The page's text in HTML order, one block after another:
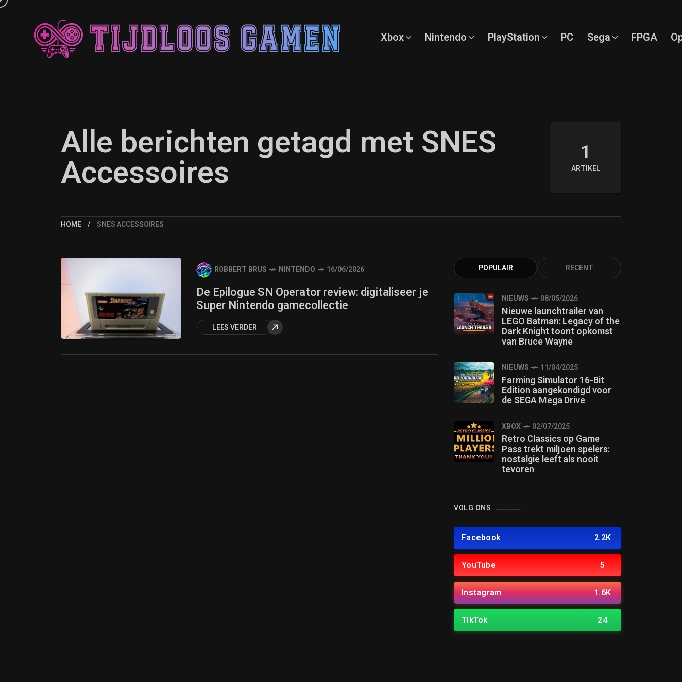
Xbox Nintendo PlayStation PC Sega FPGA
Alle berichten getagd met SNES
Accessoires 1
ARTIKEL
HOME SNES ACCESSOIRES
ROBBERT BRUS NINTENDO 16/06/2026
De Epilogue SN Operator review: digitaliseer je
Super Nintendo gamecollectie
LEES VERDER
POPULAIR RECENT
NIEUWS 08/05/2026
Nieuwe launchtrailer van
LEGO Batman: Legacy of the
Dark Knight toont opkomst
van Bruce Wayne
NIEUWS 11/04/2025
Farming Simulator 16-Bit
Edition aangekondigd voor
de SEGA Mega Drive
XBOX 02/07/2025
Retro Classics op Game
Pass trekt miljoen spelers:
nostalgie leeft als nooit
tevoren
VOLG ONS
Facebook 2.2K
YouTube 5
Instagram 1.6K
TikTok 24